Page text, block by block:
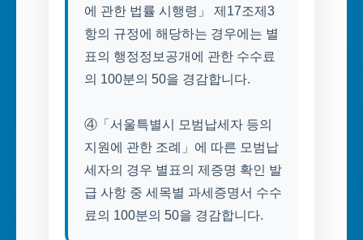
에 관한 법률 시행령」 제17조제3
항의 규정에 해당하는 경우에는 별
표의 행정정보공개에 관한 수수료
의 100분의 50을 경감합니다.
④「서울특별시 모범납세자 등의
지원에 관한 조례」에 따른 모범납
세자의 경우 별표의 제증명 확인 발
급 사항 중 세목별 과세증명서 수수
료의 100분의 50을 경감합니다.